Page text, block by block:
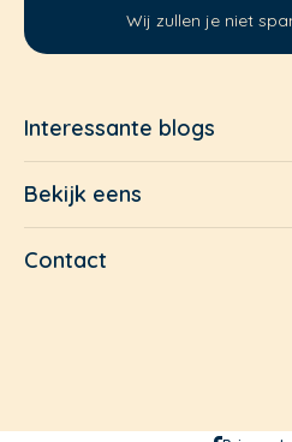
Wij zullen je niet
Interessante blogs
Bekijk eens
Contact